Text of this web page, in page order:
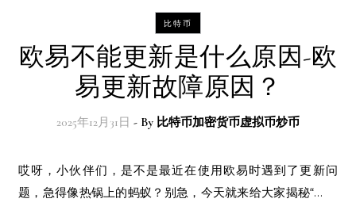
比特币
欧易不能更新是什么原因-欧
易更新故障原因？
2025年12月31日 - By 比特币加密货币虚拟币炒币
哎呀，小伙伴们，是不是最近在使用欧易时遇到了更新问
题，急得像热锅上的蚂蚁？别急，今天就来给大家揭秘“…